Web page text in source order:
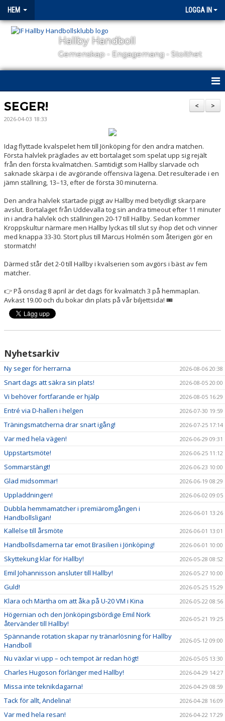
HEM LOGGA IN
Hallby Handboll
Gemenskap - Engagemang - Stolthet
HEM
HALLBY I SAMHÄLLET
GÅ PÅ MATCH
OM KLUBBEN
SAMARBETSPARTNERS
NYHETER
HEMMAVINSTEN
KLUBBSHOP
BILDGALLERI
>
<
SEGER!
2026-04-03 18:33
Idag flyttade kvalspelet hem till Jönköping för den andra matchen.
Första halvlek präglades av ett bortalaget som spelat upp sig rejält
från den första kvalmatchen. Samtidigt som Hallby slarvade och
saknade skärpa i de avgörande offensiva lägena. Det resulterade i en
jämn ställning, 13–13, efter de första 30 minuterna.
Den andra halvlek startade piggt av Hallby med betydligt skarpare
avslut. Bortalaget från Uddevalla tog sin andra timeout efter 11 minuter
in i andra halvlek och ställningen 20-17 till Hallby. Sedan kommer
Kroppskultur närmare men Hallby lyckas till slut sy ihop det och vinner
med knappa 33-30. Stort plus till Marcus Holmén som återigen gör en
stormatch!
Därmed står det 2-0 till Hallby i kvalserien som avgörs i bäst av fem
matcher.
👉 På onsdag 8 april är det dags för kvalmatch 3 på hemmaplan.
Avkast 19.00 och du bokar din plats på vår biljettsida! 🎟️
Nyhetsarkiv
Ny seger för herrarna 2026-08-06 20:38
Snart dags att säkra sin plats! 2026-08-05 20:00
Vi behöver fortfarande er hjälp 2026-08-05 16:29
Entré via D-hallen i helgen 2026-07-30 19:59
Träningsmatcherna drar snart igång! 2026-07-25 17:14
Var med hela vägen! 2026-06-29 09:31
Uppstartsmöte! 2026-06-25 11:12
Sommarstängt! 2026-06-23 10:00
Glad midsommar! 2026-06-19 08:29
Uppladdningen! 2026-06-02 09:05
Dubbla hemmamatcher i premiäromgången i
Handbollsligan!
2026-06-01 13:26
Kallelse till årsmöte 2026-06-01 13:01
Handbollsdamerna tar emot Brasilien i Jönköping! 2026-06-01 10:00
Skyttekung klar för Hallby! 2026-05-28 08:52
Emil Johannisson ansluter till Hallby! 2026-05-27 10:00
Guld! 2026-05-25 15:29
Klara och Märtha om att åka på U-20 VM i Kina 2026-05-22 08:56
Högernian och den Jönköpingsbördige Emil Nork
återvänder till Hallby!
2026-05-21 19:25
Spännande rotation skapar ny tränarlösning för Hallby
Handboll
2026-05-12 09:00
Nu växlar vi upp – och tempot är redan högt! 2026-05-05 13:30
Charles Hugoson förlänger med Hallby! 2026-04-29 14:27
Missa inte teknikdagarna! 2026-04-29 08:59
Tack för allt, Andelina! 2026-04-28 16:09
Var med hela resan! 2026-04-22 17:29